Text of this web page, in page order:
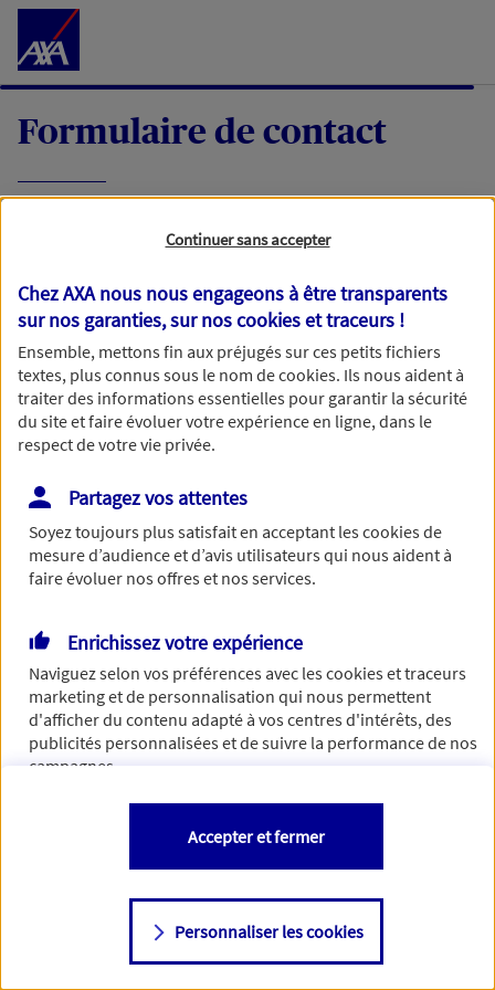
Accéder au Contenu
Formulaire de contact
demande, nous vous répondrons dans les
meilleurs délais par mail ou par téléphone.
Votre message :
Vous disposez de droits sur les informations vous concernant. Pour
plus d’informations,cliquez ici.
Continuer sans accepter
Chez AXA nous nous engageons à être transparents
sur nos garanties, sur noscookies et traceurs !
Ensemble, mettons fin aux préjugés sur ces petits fichiers
textes, plus connus sous le nom decookies. Ils nous aident à
traiter des informations essentielles pour garantir la sécurité
du site et faire évoluer votre expérience en ligne, dans le
respect de votre vie privée.
Partagez vos attentes
Soyez toujours plus satisfait en acceptant lescookiesde
mesure d’audience et d’avis utilisateurs qui nous aident à
faire évoluer nos offres et nos services.
Enrichissez votre expérience
Naviguez selon vos préférences avec lescookies et traceurs
marketing et de personnalisation qui nous permettent
d'afficher du contenu adapté à vos centres d'intérêts, des
publicités personnalisées et de suivre la performance de nos
campagnes.
Vous êtes libre de les accepter, de les refuser comme de
changer d'avis à tout moment en allant sur
Consulter notre politique decookies
Personnaliser les cookies
Accepter et fermer